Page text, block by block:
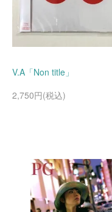
V.A「Non title」
2,750円(税込)